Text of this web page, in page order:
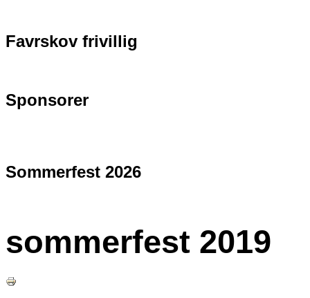
Favrskov frivillig
Sponsorer
Sommerfest 2026
sommerfest 2019